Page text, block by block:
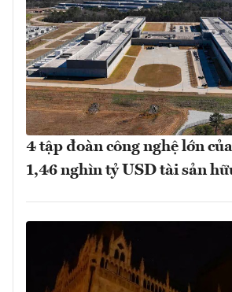
4 tập đoàn công nghệ lớn
1,46 nghìn tỷ USD tài sản